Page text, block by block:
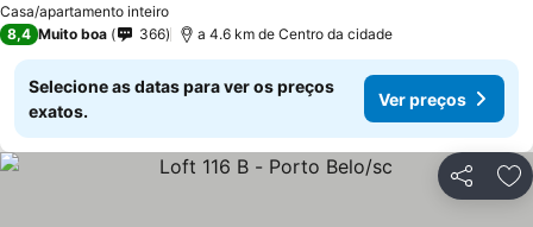
Casa/apartamento inteiro
8,4 Muito boa 366 a 4.6 km de Centro da cidade
Selecione as datas para ver os preços
exatos.
Ver preços
Partilhar